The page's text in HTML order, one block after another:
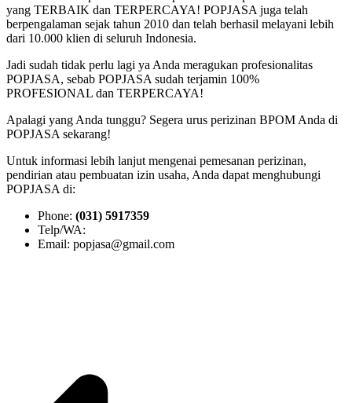
yang TERBAIK dan TERPERCAYA! POPJASA juga telah
berpengalaman sejak tahun 2010 dan telah berhasil melayani lebih
dari 10.000 klien di seluruh Indonesia.
Jadi sudah tidak perlu lagi ya Anda meragukan profesionalitas
POPJASA, sebab POPJASA sudah terjamin 100%
PROFESIONAL dan TERPERCAYA!
Apalagi yang Anda tunggu? Segera urus perizinan BPOM Anda di
POPJASA sekarang!
Untuk informasi lebih lanjut mengenai pemesanan perizinan,
pendirian atau pembuatan izin usaha, Anda dapat menghubungi
POPJASA di:
Phone: (031) 5917359
Telp/WA:
Email: popjasa@gmail.com